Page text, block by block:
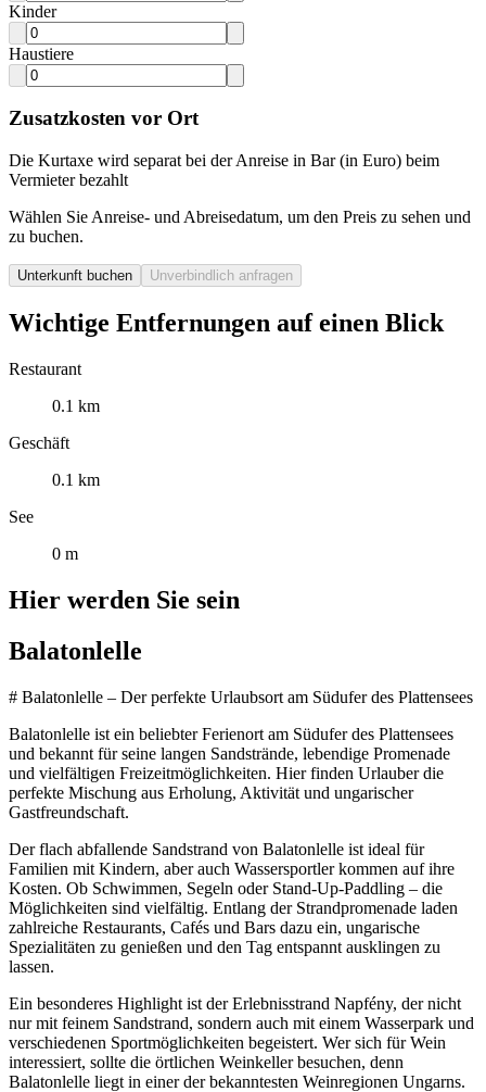
Kinder
Haustiere
Zusatzkosten vor Ort
Die Kurtaxe wird separat bei der Anreise in Bar (in Euro) beim
Vermieter bezahlt
Wählen Sie Anreise- und Abreisedatum, um den Preis zu sehen und
zu buchen.
Unterkunft buchen Unverbindlich anfragen
Wichtige Entfernungen auf einen Blick
Restaurant
0.1 km
Geschäft
0.1 km
See
0 m
Hier werden Sie sein
Balatonlelle
# Balatonlelle – Der perfekte Urlaubsort am Südufer des Plattensees
Balatonlelle ist ein beliebter Ferienort am Südufer des Plattensees
und bekannt für seine langen Sandstrände, lebendige Promenade
und vielfältigen Freizeitmöglichkeiten. Hier finden Urlauber die
perfekte Mischung aus Erholung, Aktivität und ungarischer
Gastfreundschaft.
Der flach abfallende Sandstrand von Balatonlelle ist ideal für
Familien mit Kindern, aber auch Wassersportler kommen auf ihre
Kosten. Ob Schwimmen, Segeln oder Stand-Up-Paddling – die
Möglichkeiten sind vielfältig. Entlang der Strandpromenade laden
zahlreiche Restaurants, Cafés und Bars dazu ein, ungarische
Spezialitäten zu genießen und den Tag entspannt ausklingen zu
lassen.
Ein besonderes Highlight ist der Erlebnisstrand Napfény, der nicht
nur mit feinem Sandstrand, sondern auch mit einem Wasserpark und
verschiedenen Sportmöglichkeiten begeistert. Wer sich für Wein
interessiert, sollte die örtlichen Weinkeller besuchen, denn
Balatonlelle liegt in einer der bekanntesten Weinregionen Ungarns.